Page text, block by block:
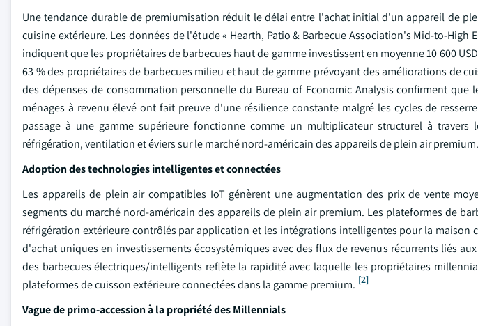
Une tendance durable de premiumisation réduit le délai entre l'achat initial d'un appareil de
cuisine extérieure. Les données de l'étude « Hearth, Patio & Barbecue Association's Mid-to-High
indiquent que les propriétaires de barbecues haut de gamme investissent en moyenne 10 600
63 % des propriétaires de barbecues milieu et haut de gamme prévoyant des améliorations de
des dépenses de consommation personnelle du Bureau of Economic Analysis confirment
ménages à revenu élevé ont fait preuve d'une résilience constante malgré les cycles de
passage à une gamme supérieure fonctionne comme un multiplicateur structurel à travers
réfrigération, ventilation et éviers sur le marché nord-américain des appareils de plein air premium.
Adoption des technologies intelligentes et connectées
Les appareils de plein air compatibles IoT génèrent une augmentation des prix de vente
segments du marché nord-américain des appareils de plein air premium. Les plateformes de
réfrigération extérieure contrôlés par application et les intégrations intelligentes pour la maison
d'achat uniques en investissements écosystémiques avec des flux de revenus récurrents liés
des barbecues électriques/intelligents reflète la rapidité avec laquelle les propriétaires
plateformes de cuisson extérieure connectées dans la gamme premium. [2]
Vague de primo-accession à la propriété des Millennials